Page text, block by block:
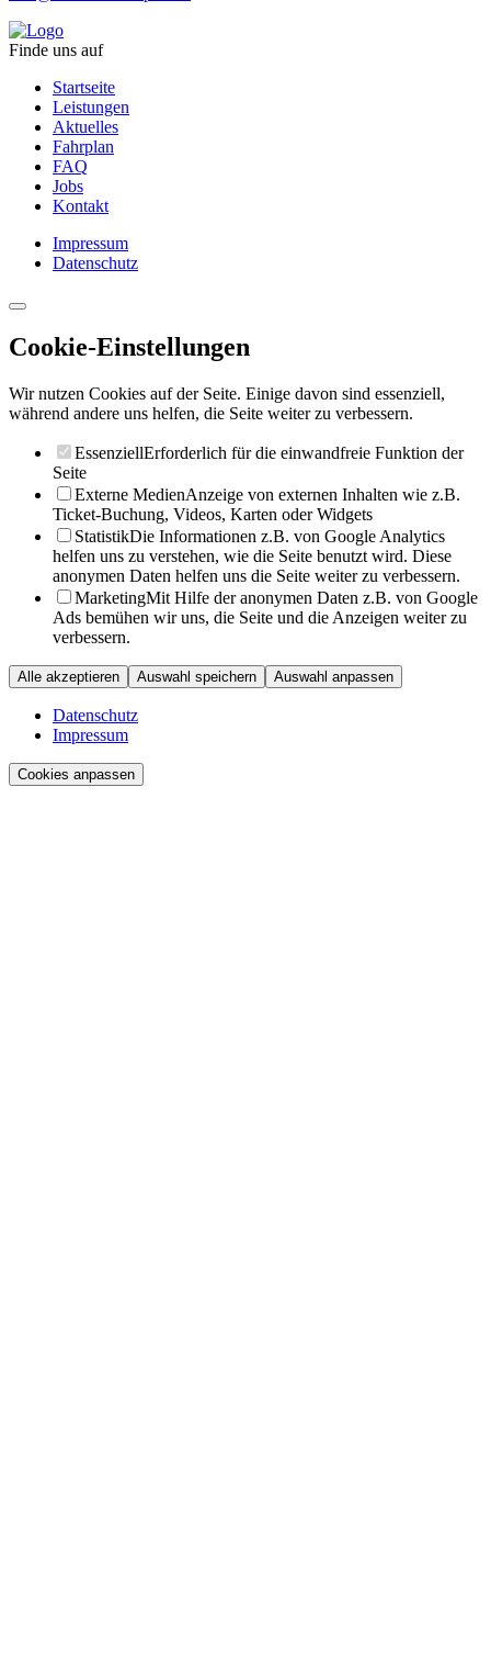
Finde uns auf
Startseite
Leistungen
Aktuelles
Fahrplan
FAQ
Jobs
Kontakt
Impressum
Datenschutz
Cookie-Einstellungen
Wir nutzen Cookies auf der Seite. Einige davon sind essenziell,
während andere uns helfen, die Seite weiter zu verbessern.
EssenziellErforderlich für die einwandfreie Funktion der
Seite
Externe MedienAnzeige von externen Inhalten wie z.B.
Ticket-Buchung, Videos, Karten oder Widgets
StatistikDie Informationen z.B. von Google Analytics
helfen uns zu verstehen, wie die Seite benutzt wird. Diese
anonymen Daten helfen uns die Seite weiter zu verbessern.
MarketingMit Hilfe der anonymen Daten z.B. von Google
Ads bemühen wir uns, die Seite und die Anzeigen weiter zu
verbessern.
Alle akzeptieren Auswahl speichern Auswahl anpassen
Datenschutz
Impressum
Cookies anpassen